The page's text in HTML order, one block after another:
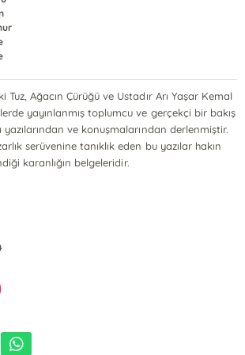
Tuz, Ağacın Çürüğü ve Ustadır Arı Yaşar Kemal
yayınlanmış toplumcu ve gerçekçi bir bakış
yazılarından ve konuşmalarından derlenmiştir.
serüvenine tanıklık eden bu yazılar hakın
karanlığın belgeleridir.